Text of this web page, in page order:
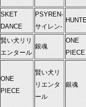
SKET
DANCE
PSYREN-
サイレン-
賢い犬リリ
エンタール
銀魂
ONE
PIECE
ONE
PIECE
賢い犬リ
リエンタ
ール
銀魂